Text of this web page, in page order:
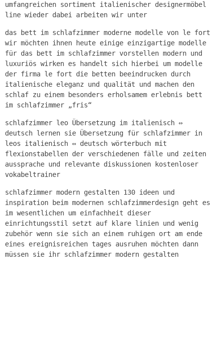
umfangreichen sortiment italienischer designermöbel
line wieder dabei arbeiten wir unter
das bett im schlafzimmer moderne modelle von le fort
wir möchten ihnen heute einige einzigartige modelle
für das bett im schlafzimmer vorstellen modern und
luxuriös wirken es handelt sich hierbei um modelle
der firma le fort die betten beeindrucken durch
italienische eleganz und qualität und machen den
schlaf zu einem besonders erholsamem erlebnis bett
im schlafzimmer „fris“
schlafzimmer leo Übersetzung im italienisch ⇔
deutsch lernen sie Übersetzung für schlafzimmer in
leos italienisch ⇔ deutsch wörterbuch mit
flexionstabellen der verschiedenen fälle und zeiten
aussprache und relevante diskussionen kostenloser
vokabeltrainer
schlafzimmer modern gestalten 130 ideen und
inspiration beim modernen schlafzimmerdesign geht es
im wesentlichen um einfachheit dieser
einrichtungsstil setzt auf klare linien und wenig
zubehör wenn sie sich an einem ruhigen ort am ende
eines ereignisreichen tages ausruhen möchten dann
müssen sie ihr schlafzimmer modern gestalten